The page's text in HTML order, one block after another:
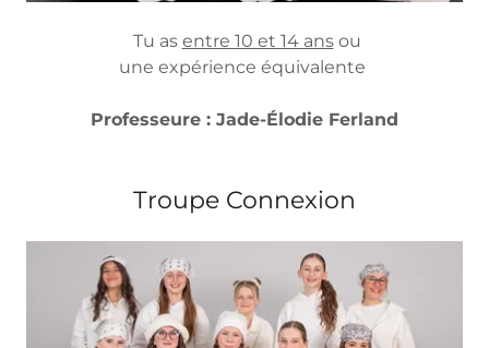
Tu as entre 10 et 14 ansou
une expérience équivalente
Professeure : Jade-Élodie Ferland
Troupe Connexion